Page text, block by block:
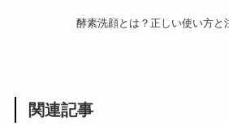
酵素洗顔とは？正しい使い方と
関連記事